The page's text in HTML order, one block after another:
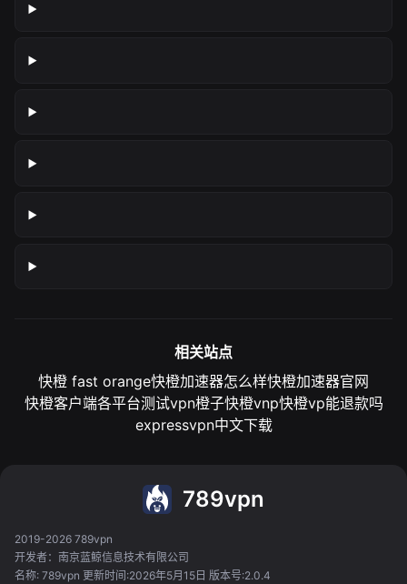
相关站点
快橙 fast orange快橙加速器怎么样快橙加速器官网
快橙客户端各平台测试vpn橙子快橙vnp快橙vp能退款吗
expressvpn中文下载
789vpn
2019-2026 789vpn
开发者：南京蓝鲸信息技术有限公司
名称: 789vpn 更新时间:2026年5月15日 版本号:2.0.4